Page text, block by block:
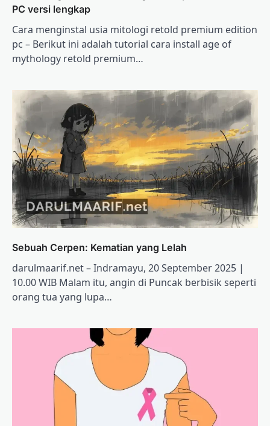
PC versi lengkap
Cara menginstal usia mitologi retold premium edition
pc – Berikut ini adalah tutorial cara install age of
mythology retold premium…
Sebuah Cerpen: Kematian yang Lelah
darulmaarif.net – Indramayu, 20 September 2025 |
10.00 WIB Malam itu, angin di Puncak berbisik seperti
orang tua yang lupa…